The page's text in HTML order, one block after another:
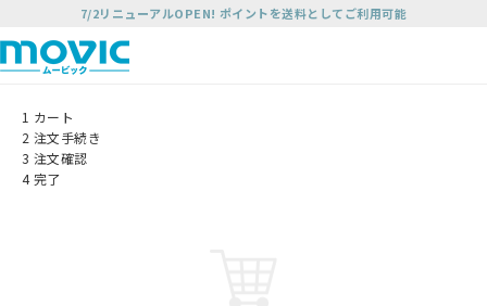
7/2リニューアルOPEN! ポイントを送料としてご利用可能
1 カート
2 注文手続き
3 注文確認
4 完了